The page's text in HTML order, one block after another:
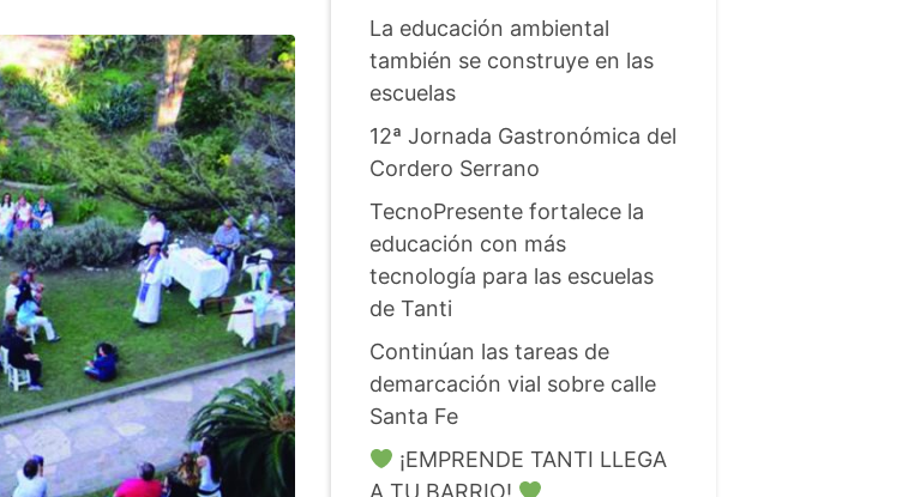
La educación ambiental
también se construye en las
escuelas
12ª Jornada Gastronómica del
Cordero Serrano
TecnoPresente fortalece la
educación con más
tecnología para las escuelas
de Tanti
Continúan las tareas de
demarcación vial sobre calle
Santa Fe
¡EMPRENDE TANTI LLEGA